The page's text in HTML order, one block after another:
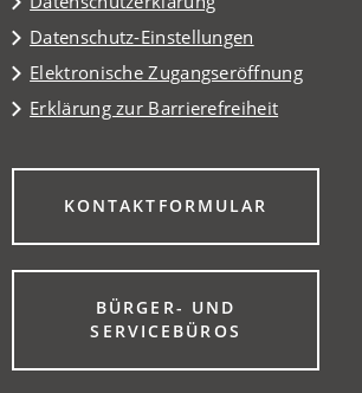
Datenschutz-Einstellungen
Elektronische Zugangseröffnung
Erklärung zur Barrierefreiheit
KONTAKTFORMULAR
(ÖFFNET
NEUEN
BÜRGER- UND
SERVICEBÜROS
(ÖFFNET
EINEM